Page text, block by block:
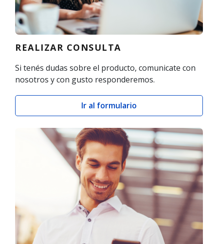
REALIZAR CONSULTA
Si tenés dudas sobre el producto, comunicate con
nosotros y con gusto responderemos.
Ir al formulario